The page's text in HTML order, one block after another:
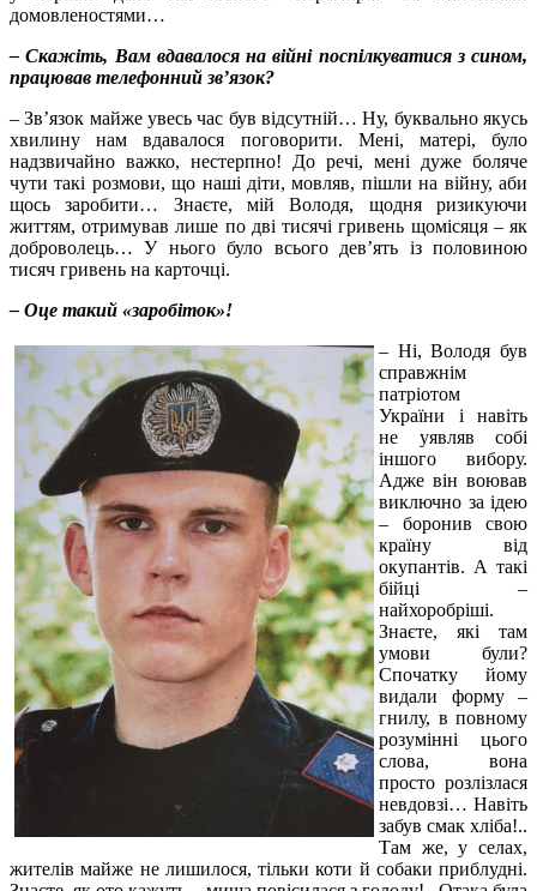
домовленостями…
– Скажіть, Вам вдавалося на війні поспілкуватися з сином,
працював телефонний зв’язок?
– Зв’язок майже увесь час був відсутній… Ну, буквально якусь
хвилину нам вдавалося поговорити. Мені, матері, було
надзвичайно важко, нестерпно! До речі, мені дуже боляче
чути такі розмови, що наші діти, мовляв, пішли на війну, аби
щось заробити… Знаєте, мій Володя, щодня ризикуючи
життям, отримував лише по дві тисячі гривень щомісяця – як
доброволець… У нього було всього дев’ять із половиною
тисяч гривень на карточці.
– Оце такий «заробіток»!
– Ні, Володя був
справжнім
патріотом
України і навіть
не уявляв собі
іншого вибору.
Адже він воював
виключно за ідею
– боронив свою
країну від
окупантів. А такі
бійці –
найхоробріші.
Знаєте, які там
умови були?
Спочатку йому
видали форму –
гнилу, в повному
розумінні цього
слова, вона
просто розлізлася
невдовзі… Навіть
забув смак хліба!..
Там же, у селах,
жителів майже не лишилося, тільки коти й собаки приблудні.